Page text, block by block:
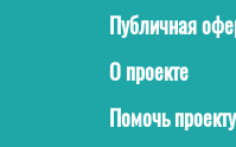
Публичная
О проекте
Помочь проекту